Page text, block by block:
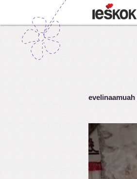
evelinaamuah